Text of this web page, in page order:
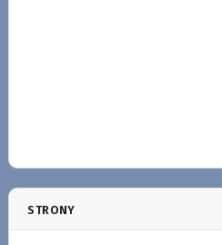
STRONY